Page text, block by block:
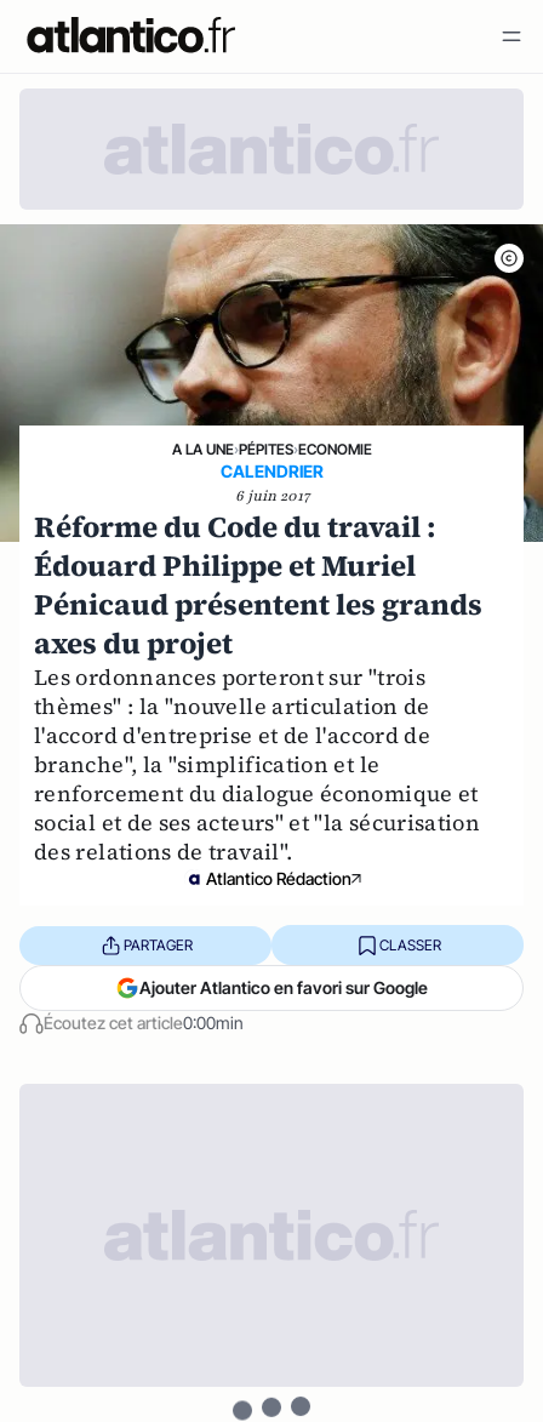
A LA UNE›PÉPITES›ECONOMIE
CALENDRIER
6 juin 2017
Réforme du Code du travail :
Édouard Philippe et Muriel
Pénicaud présentent les grands
axes du projet
Les ordonnances porteront sur "trois
thèmes" : la "nouvelle articulation de
l'accord d'entreprise et de l'accord de
branche", la "simplification et le
renforcement du dialogue économique et
social et de ses acteurs" et "la sécurisation
des relations de travail".
Atlantico Rédaction
Écoutez cet article0:00min
PARTAGER CLASSER
Ajouter Atlantico en favori sur Google